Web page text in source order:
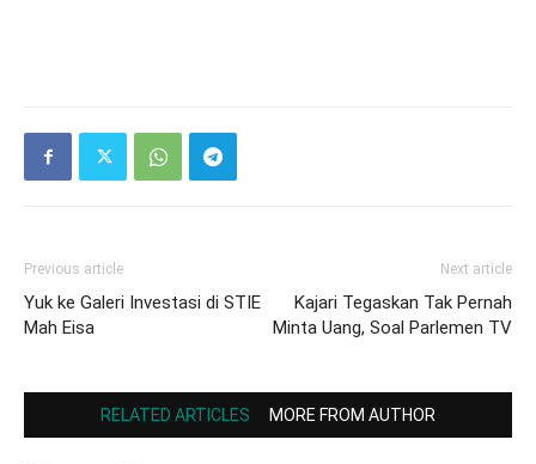
Previous article
Yuk ke Galeri Investasi di STIE
Mah Eisa
Next article
Kajari Tegaskan Tak Pernah
Minta Uang, Soal Parlemen TV
RELATED ARTICLES MORE FROM AUTHOR